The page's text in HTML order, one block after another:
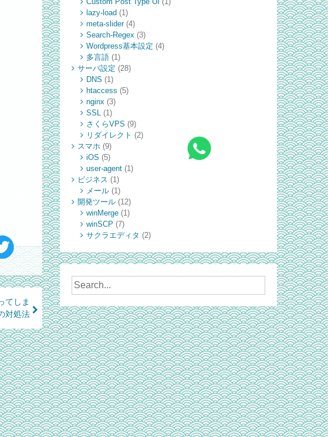
てしま
対処法
lazy-load (1)
meta-slider(4)
Search-Regex (3)
Wordpress基本設定 (4)
多言語(1)
サーバ設定 (28)
DNS (1)
htaccess (5)
nginx (3)
SSL
(1)
さくらVPS (9)
リダイレクト (2)
スマホ (9)
iOS (5)
user-agent(1)
ビジネス (1)
メール(1)
開発ツール(12)
winMerge(1)
winSCP (7)
サクラエディタ (2)